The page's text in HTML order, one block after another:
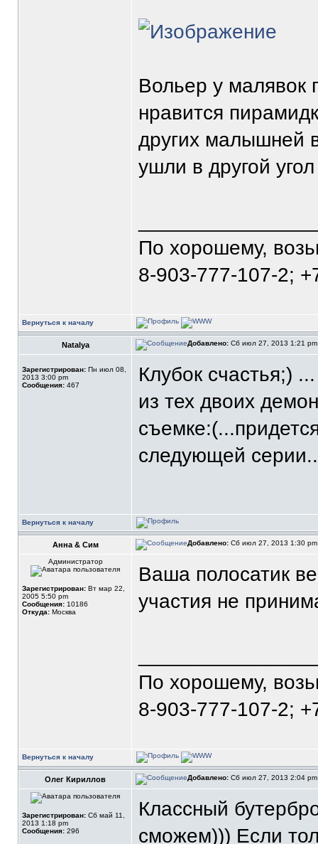
Вольер у малявок
нравится
других малышней
ушли в другой
По хорошему,
8-903-777-107-2;
Вернуться к началу
Natalya Добавлено: Сб июл 27, 2013 1:21
Зарегистрирован: Пн июл 08,
2013 3:00 pm
Сообщения: 467
Клубок счастья;)
из тех двоих
следующей
Вернуться к началу
Анна & Сим Добавлено: Сб июл 27, 2013 1:30
Администратор
Зарегистрирован: Вт мар 22,
2005 5:50 pm
Сообщения: 10186
Откуда: Москва
Ваша полосатик
участия не
По хорошему,
8-903-777-107-2;
Вернуться к началу
Олег Кириллов Добавлено: Сб июл 27, 2013 2:04
Зарегистрирован: Сб май 11,
2013 1:18 pm
Сообщения: 296
Классный
сможем))) Если